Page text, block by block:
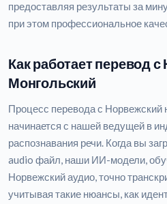
предоставляя результаты за
при этом профессиональное
Как работает перевод
Монгольский
Процесс перевода с Норвежский
начинается с нашей ведущей в
распознавания речи. Когда вы
audio файл, наши ИИ-модели,
Норвежский аудио, точно
учитывая такие нюансы, как